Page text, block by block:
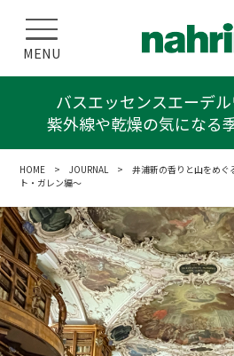
MENU
プレゼントキャ
ボディスクラブ エー
HOME >JOURNAL> 井浦新の香りと山をめぐる
ト・ガレン編～